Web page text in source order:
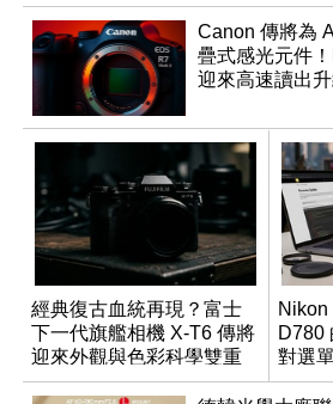
Canon 傳將為
疊式感光元件
迎來高速讀出
經典復古血統再現？富士
下一代旗艦相機 X-T6 傳將
迎來外觀與色彩科學雙重
優化
Nikon
D780
對選
行修